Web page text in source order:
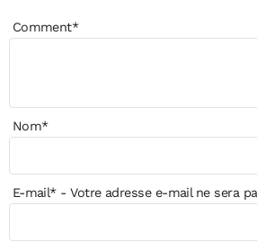
Comment*
Nom*
E-mail*- Votre adresse e-mail ne sera